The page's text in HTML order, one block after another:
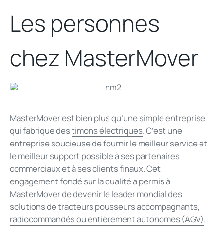
Les personnes
chez MasterMover
MasterMover est bien plus qu’une simple entreprise
qui fabrique destimons électriques. C’est une
entreprise soucieuse de fournir le meilleur service et
le meilleur support possible à ses partenaires
commerciaux et à ses clients finaux. Cet
engagement fondé sur la qualité a permis à
MasterMover de devenir le leader mondial des
solutions de tracteurs pousseurs accompagnants,
radiocommandés ou entièrement autonomes (AGV).